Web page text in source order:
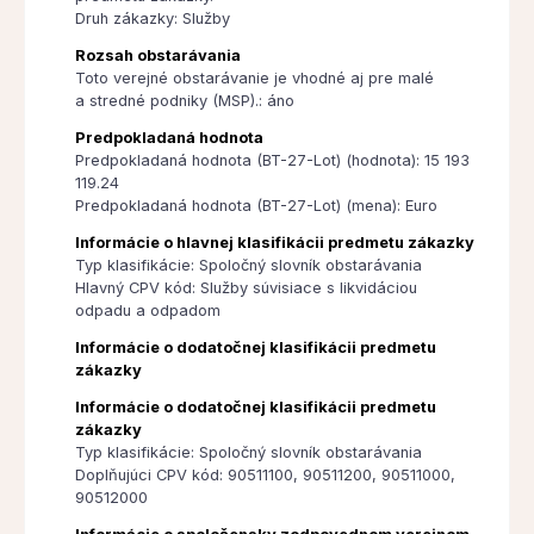
Druh zákazky: Služby
Rozsah obstarávania
Toto verejné obstarávanie je vhodné aj pre malé
a stredné podniky (MSP).: áno
Predpokladaná hodnota
Predpokladaná hodnota (BT-27-Lot) (hodnota): 15 193
119.24
Predpokladaná hodnota (BT-27-Lot) (mena): Euro
Informácie o hlavnej klasifikácii predmetu zákazky
Typ klasifikácie: Spoločný slovník obstarávania
Hlavný CPV kód: Služby súvisiace s likvidáciou
odpadu a odpadom
Informácie o dodatočnej klasifikácii predmetu
zákazky
Informácie o dodatočnej klasifikácii predmetu
zákazky
Typ klasifikácie: Spoločný slovník obstarávania
Doplňujúci CPV kód: 90511100, 90511200, 90511000,
90512000